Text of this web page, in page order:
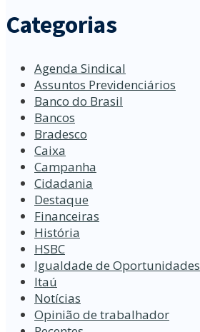
Categorias
Agenda Sindical
Assuntos Previdenciários
Banco do Brasil
Bancos
Bradesco
Caixa
Campanha
Cidadania
Destaque
Financeiras
História
HSBC
Igualdade de Oportunidades
Itaú
Notícias
Opinião de trabalhador